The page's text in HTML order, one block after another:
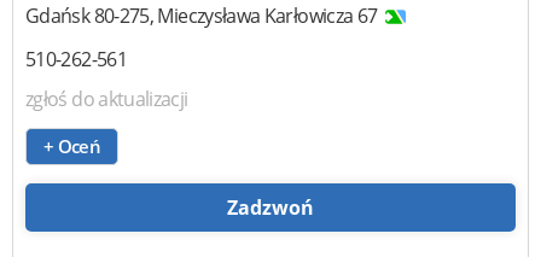
Gdańsk80-275,Mieczysława Karłowicza 67
510-262-561
zgłoś do aktualizacji
+ Oceń
Zadzwoń